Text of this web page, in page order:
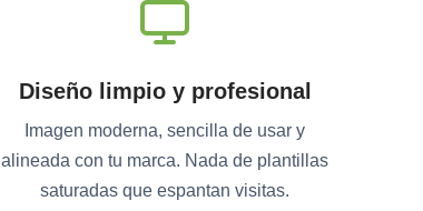
Diseño limpio y profesional
Imagen moderna, sencilla de usar y
alineada con tu marca. Nada de plantillas
saturadas que espantan visitas.